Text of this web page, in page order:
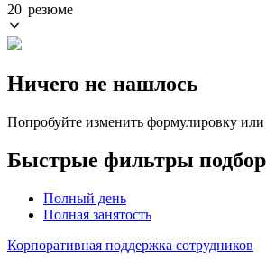
20 резюме
Ничего не нашлось
Попробуйте изменить формулировку
Быстрые фильтры
Полный день
Полная занятость
Корпоративная поддержка сотрудников